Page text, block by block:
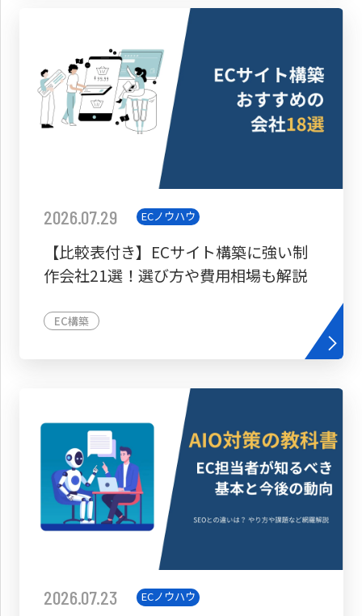
2026.07.29 ECノウハウ
【比較表付き】ECサイト構築に強い制
作会社21選！選び方や費用相場も解説
EC構築
2026.07.23 ECノウハウ